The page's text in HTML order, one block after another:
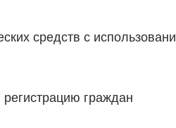
средств с
граждан